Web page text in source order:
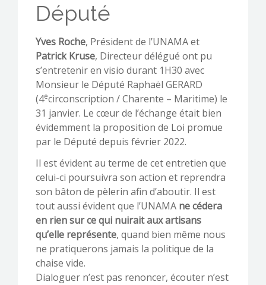
Député
Yves Roche, Président de l’UNAMA et
Patrick Kruse, Directeur délégué ont pu
s’entretenir en visio durant 1H30 avec
Monsieur le Député Raphaël GERARD
(4ecirconscription / Charente – Maritime) le
31 janvier. Le cœur de l’échange était bien
évidemment la proposition de Loi promue
par le Député depuis février 2022.
Il est évident au terme de cet entretien que
celui-ci poursuivra son action et reprendra
son bâton de pèlerin afin d’aboutir. Il est
tout aussi évident que l’UNAMA ne cédera
en rien sur ce qui nuirait aux artisans
qu’elle représente, quand bien même nous
ne pratiquerons jamais la politique de la
chaise vide.
Dialoguer n’est pas renoncer, écouter n’est